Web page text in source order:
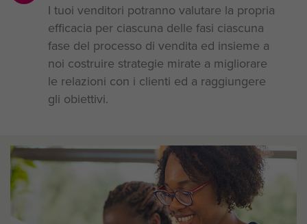
I tuoi venditori potranno valutare la propria
efficacia per ciascuna delle fasi ciascuna
fase del processo di vendita ed insieme a
noi costruire strategie mirate a migliorare
le relazioni con i clienti ed a raggiungere
gli obiettivi.